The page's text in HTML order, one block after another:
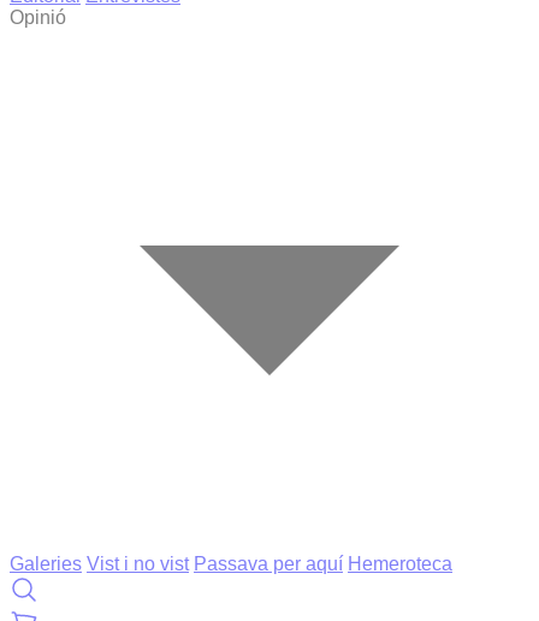
Opinió
Galeries Vist i no vist Passava per aquí Hemeroteca